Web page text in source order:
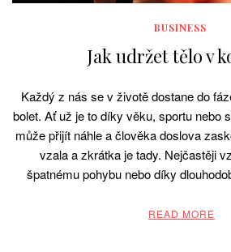
BUSINESS
Jak udržet tělo v
Každý z nás se v životě dostane do
bolet. Ať už je to díky věku, sportu nebo
může přijít náhle a člověka doslova
vzala a zkrátka je tady. Nejčastěji
špatnému pohybu nebo díky
READ MORE